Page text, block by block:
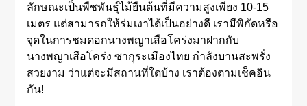
ลักษณะเป็นพืชพันธุ์ไม้ยืนต้นที่มีความสูงเพียง 10-15
เมตร แต่สามารถให้ร่มเงาได้เป็นอย่างดี เรามีพิกัดหรือ
จุดในการชมดอกนางพญาเสือโคร่งมาฝากกับ
นางพญาเสือโคร่ง ซากุระเมืองไทย กำลังบานสะพรั่ง
สวยงาม ว่าแต่จะมีสถานที่ใดบ้าง เราต้องตามเช็คอิน
กัน!